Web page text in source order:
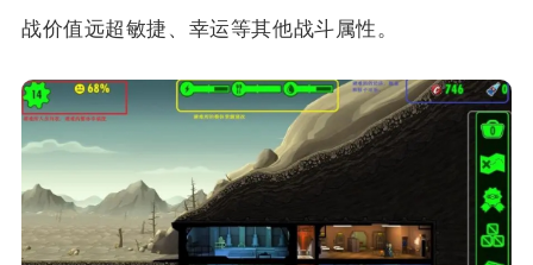
战价值远超敏捷、幸运等其他战斗属性。